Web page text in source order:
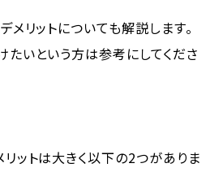
メリットについても解説します。
いという方は参考にしてくださ
ットは大きく以下の2つがありま